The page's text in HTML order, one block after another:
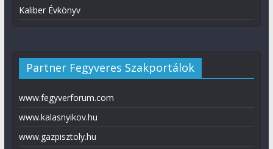
Kaliber Évkönyv
Partner Fegyveres Szakportálok
www.fegyverforum.com
www.kalasnyikov.hu
www.gazpisztoly.hu